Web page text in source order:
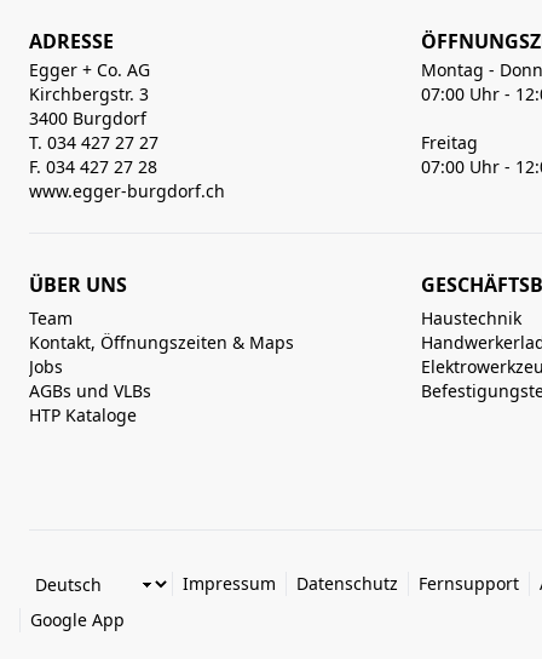
ADRESSE
Egger + Co. AG
Kirchbergstr. 3
3400 Burgdorf
T. 034 427 27 27
F. 034 427 27 28
www.egger-burgdorf.ch
Montag -
07:00 Uhr -
Freitag
07:00 Uhr -
ÜBER UNS
Team
Kontakt, Öffnungszeiten & Maps
Jobs
AGBs und VLBs
HTP Kataloge
Haustechnik
Impressum Datenschutz Fernsupport
Google App